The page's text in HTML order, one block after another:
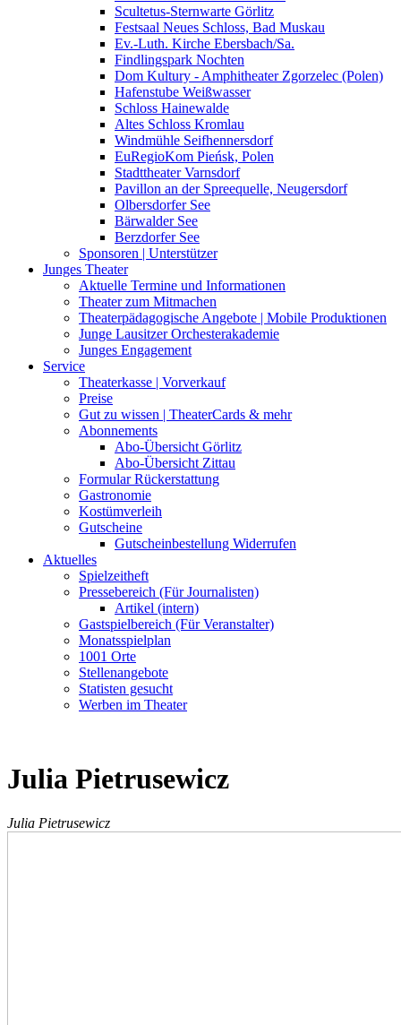
Scultetus-Sternwarte Görlitz
Festsaal Neues Schloss, Bad Muskau
Ev.-Luth. Kirche Ebersbach/­Sa.
Findlingspark Nochten
Dom Kultury - Amphitheater Zgorzelec (Polen)
Hafenstube Weißwasser
Schloss Hainewalde
Altes Schloss Kromlau
Windmühle Seifhennersdorf
EuRegioKom Pieńsk, Polen
Stadttheater Varnsdorf
Pavillon an der Spreequelle, Neugersdorf
Olbersdorfer See
Bärwalder See
Berzdorfer See
Sponsoren | Unterstützer
Junges Theater
Aktuelle Termine und Informationen
Theater zum Mitmachen
Theaterpädagogische Angebote | Mobile Produktionen
Junge Lausitzer Orchesterakademie
Junges Engagement
Service
Theaterkasse | Vorverkauf
Preise
Gut zu wissen | TheaterCards & mehr
Abonnements
Abo-Übersicht Görlitz
Abo-Übersicht Zittau
Formular Rückerstattung
Gastronomie
Kostümverleih
Gutscheine
Gutscheinbestellung Widerrufen
Aktuelles
Spielzeitheft
Pressebereich (Für Journalisten)
Artikel (intern)
Gastspielbereich (Für Veranstalter)
Monatsspielplan
1001 Orte
Stellenangebote
Statisten gesucht
Werben im Theater
Julia Pietrusewicz
Julia Pietrusewicz